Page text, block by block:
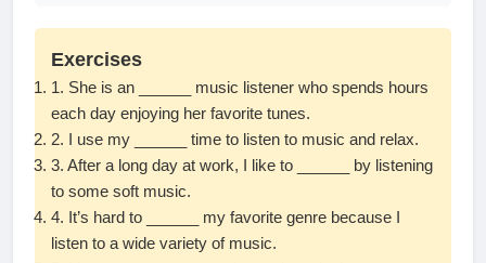
Exercises
1. She is an ______ music listener who spends hours
each day enjoying her favorite tunes.
2. I use my ______ time to listen to music and relax.
3. After a long day at work, I like to ______ by listening
to some soft music.
4. It’s hard to ______ my favorite genre because I
listen to a wide variety of music.